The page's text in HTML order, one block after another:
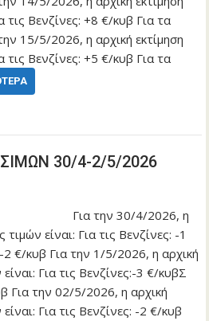
τις Βενζίνες: +8 €/κυβ Για τα
15/5/2026, η αρχική εκτίμηση
τις Βενζίνες: +5 €/κυβ Για τα
30/4-2/5/2026
Για την 30/4/2026, η
είναι: Για τις Βενζίνες: -1
€/κυβ Για την 1/5/2026, η αρχική
Για τις Βενζίνες:-3 €/κυβΣ
Για την 02/5/2026, η αρχική
Για τις Βενζίνες: -2 €/κυβ